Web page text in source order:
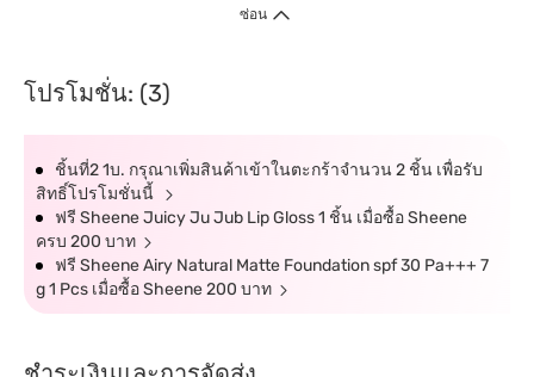
ซ่อน
โปรโมชั่น: (3)
ชิ้นที่2 1บ. กรุณาเพิ่มสินค้าเข้าในตะกร้าจำนวน 2 ชิ้น เพื่อรับ
สิทธิ์โปรโมชั่นนี้
ฟรี Sheene Juicy Ju Jub Lip Gloss 1 ชิ้น เมื่อซื้อ Sheene
ครบ 200 บาท
ฟรี Sheene Airy Natural Matte Foundation spf 30 Pa+++ 7
g 1 Pcs เมื่อซื้อ Sheene 200 บาท